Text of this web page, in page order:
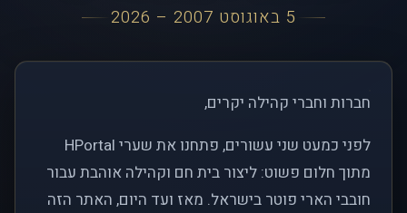
5 באוגוסט 2007 – 2026
חברות וחברי קהילה יקרים,
לפני כמעט שני עשורים, פתחנו את שערי HPortal
מתוך חלום פשוט: ליצור בית חם וקהילה אוהבת עבור
חובבי הארי פוטר בישראל. מאז ועד היום, האתר הזה